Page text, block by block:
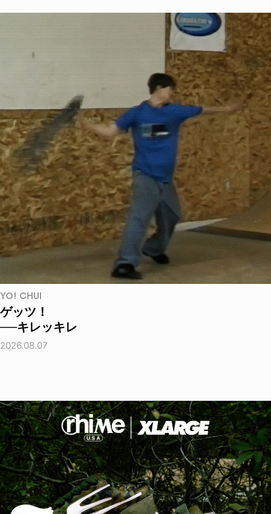
YO! CHUI
ゲッツ！
──キレッキレ
2026.08.07